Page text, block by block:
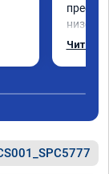
низов,
Расход
Читать